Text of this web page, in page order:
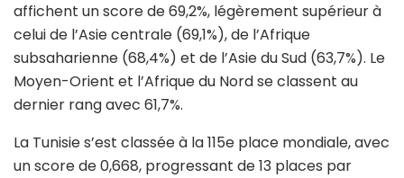
affichent un score de 69,2%, légèrement supérieur à
celui de l’Asie centrale (69,1%), de l’Afrique
subsaharienne (68,4%) et de l’Asie du Sud (63,7%). Le
Moyen-Orient et l’Afrique du Nord se classent au
dernier rang avec 61,7%.
La Tunisie s’est classée à la 115e place mondiale, avec
un score de 0,668, progressant de 13 places par